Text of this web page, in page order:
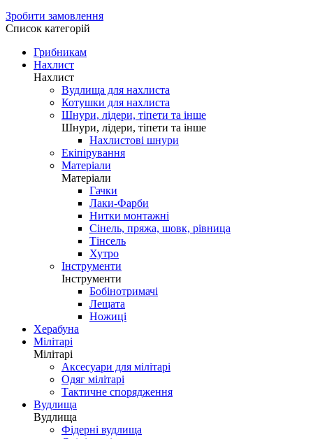
Зробити замовлення
Список категорій
Грибникам
Нахлист
Нахлист
Вудлища для нахлиста
Котушки для нахлиста
Шнури, лідери, тіпети та інше
Шнури, лідери, тіпети та інше
Нахлистові шнури
Екіпірування
Матеріали
Матеріали
Гачки
Лаки-Фарби
Нитки монтажні
Сінель, пряжа, шовк, рівница
Тінсель
Хутро
Інструменти
Інструменти
Бобінотримачі
Лещата
Ножиці
Херабуна
Мілітарі
Мілітарі
Аксесуари для мілітарі
Одяг мілітарі
Тактичне спорядження
Вудлища
Вудлища
Фідерні вудлища